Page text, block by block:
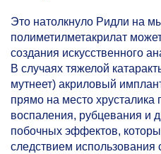
Это натолкнуло Ридли на
полиметилметакрилат
создания искусственного
В случаях тяжелой
мутнеет) акриловый
прямо на место хрусталика
воспаления, рубцевания и
побочных эффектов,
следствием использования